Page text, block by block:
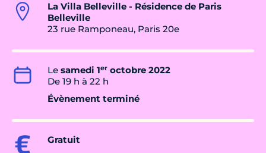
La Villa Belleville - Résidence de Paris
Belleville
23 rue Ramponeau, Paris 20e
Le samedi 1er octobre 2022
De 19 h à 22 h
Évènement terminé
Gratuit